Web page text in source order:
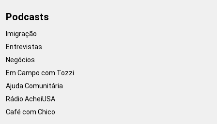
Podcasts
Imigração
Entrevistas
Negócios
Em Campo com Tozzi
Ajuda Comunitária
Rádio AcheiUSA
Café com Chico